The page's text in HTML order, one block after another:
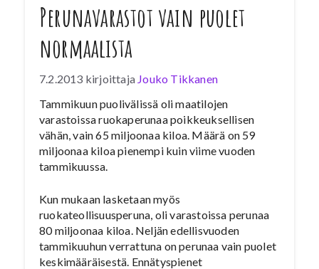
Perunavarastot vain puolet
normaalista
7.2.2013 kirjoittaja Jouko Tikkanen
Tammikuun puolivälissä oli maatilojen
varastoissa ruokaperunaa poikkeuksellisen
vähän, vain 65 miljoonaa kiloa. Määrä on 59
miljoonaa kiloa pienempi kuin viime vuoden
tammikuussa.
Kun mukaan lasketaan myös
ruokateollisuusperuna, oli varastoissa perunaa
80 miljoonaa kiloa. Neljän edellisvuoden
tammikuuhun verrattuna on perunaa vain puolet
keskimääräisestä. Ennätyspienet